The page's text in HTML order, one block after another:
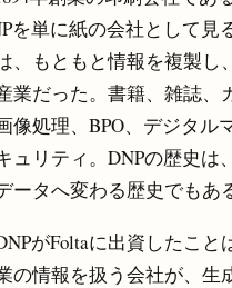
を単に紙の会社として見
、もともと情報を複製し
業だった。書籍、雑誌、
像処理、BPO、デジタル
ュリティ。DNPの歴史は
ータへ変わる歴史でもある
がFoltaに出資したこと
の情報を扱う会社が、生